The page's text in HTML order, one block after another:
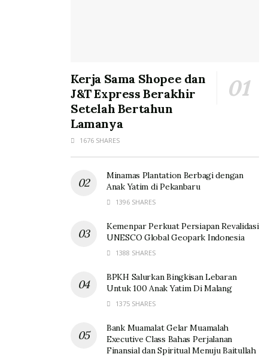
Kerja Sama Shopee dan
J&T Express Berakhir
Setelah Bertahun
Lamanya
1676 SHARES
Minamas Plantation Berbagi dengan
Anak Yatim di Pekanbaru
1396 SHARES
Kemenpar Perkuat Persiapan Revalidasi
UNESCO Global Geopark Indonesia
1388 SHARES
BPKH Salurkan Bingkisan Lebaran
Untuk 100 Anak Yatim Di Malang
1375 SHARES
Bank Muamalat Gelar Muamalah
Executive Class Bahas Perjalanan
Finansial dan Spiritual Menuju Baitullah